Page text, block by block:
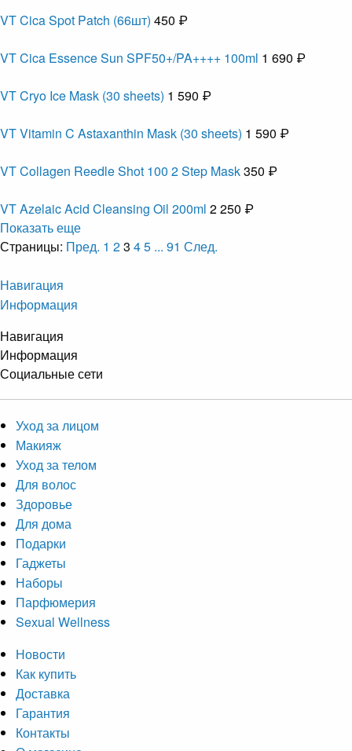
VT Cica Spot Patch (66шт) 450 ₽
VT Cica Essence Sun SPF50+/PA++++ 100ml 1 690 ₽
VT Cryo Ice Mask (30 sheets) 1 590 ₽
VT Vitamin C Astaxanthin Mask (30 sheets) 1 590 ₽
VT Collagen Reedle Shot 100 2 Step Mask350 ₽
VT Azelaic Acid Cleansing Oil 200ml 2 250 ₽
Показать еще
Страницы: Пред. 1 23 45 ... 91 След.
Навигация
Информация
Навигация
Информация
Социальные сети
Уход за лицом
Макияж
Уход за телом
Для волос
Здоровье
Для дома
Подарки
Гаджеты
Наборы
Парфюмерия
Sexual Wellness
Новости
Как купить
Доставка
Гарантия
Контакты